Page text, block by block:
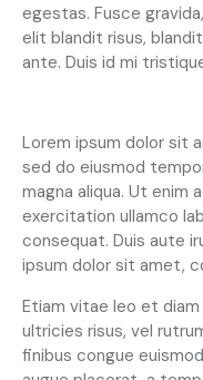
egestas. Fusce
elit blandit risus,
ante. Duis id mi
t
e
t
c
l
i
a
k
a
Lorem ipsum dolor sit
sed do eiusmod
magna aliqua. Ut enim
exercitation ullamco
consequat. Duis aute
ipsum dolor sit amet,
Etiam vitae leo et
ultricies risus, vel
finibus congue